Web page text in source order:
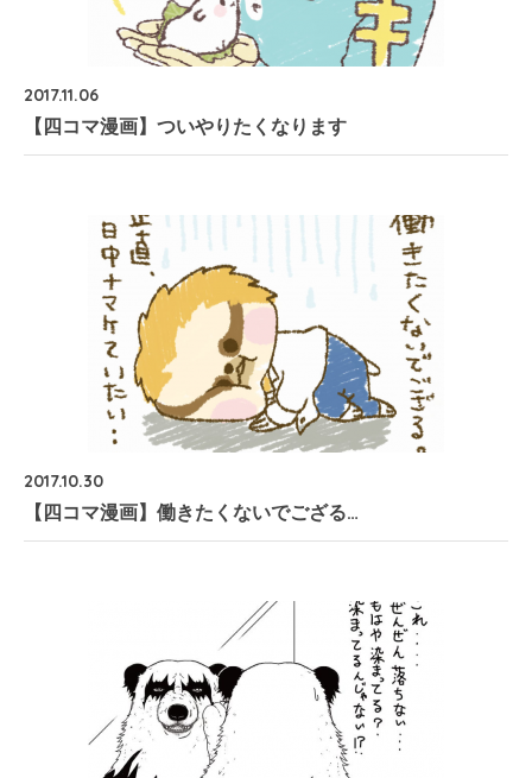
2017.11.06
【四コマ漫画】ついやりたくなります
2017.10.30
【四コマ漫画】働きたくないでござる…